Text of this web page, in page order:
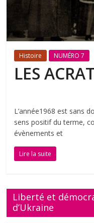
Histoire NUMÉRO 7
LES
L’année1968 est sans
sens positif du terme,
évènements et
Lire la suite
Liberté et
d’Ukraine